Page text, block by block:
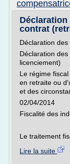
contrat
Déclaration
Déclaration
licenciement)
Le régime
en retraite ou
et des
02/04/2014
Fiscalité des
Le traitement
Lire la suite